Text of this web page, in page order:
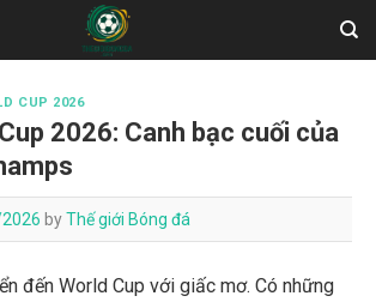
CUP 2026
2026: Canh bạc cuối của
byThế giới Bóng đá
đến World Cup với giấc mơ. Có những